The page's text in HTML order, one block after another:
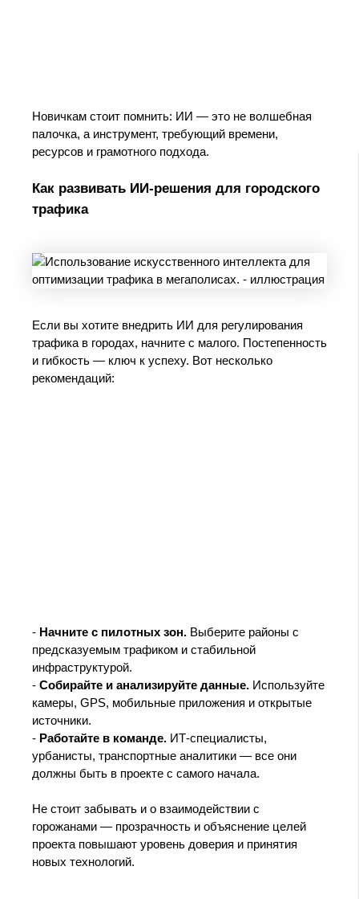
Новичкам стоит помнить: ИИ — это не волшебная
палочка, а инструмент, требующий времени,
ресурсов и грамотного подхода.
Как развивать ИИ-решения для городского
трафика
Если вы хотите внедрить ИИ для регулирования
трафика в городах, начните с малого. Постепенность
и гибкость — ключ к успеху. Вот несколько
рекомендаций:
- Начните с пилотных зон.Выберите районы с
предсказуемым трафиком и стабильной
инфраструктурой.
- Собирайте и анализируйте данные.Используйте
камеры, GPS, мобильные приложения и открытые
источники.
- Работайте в команде.ИТ-специалисты,
урбанисты, транспортные аналитики — все они
должны быть в проекте с самого начала.
Не стоит забывать и о взаимодействии с
горожанами — прозрачность и объяснение целей
проекта повышают уровень доверия и принятия
новых технологий.